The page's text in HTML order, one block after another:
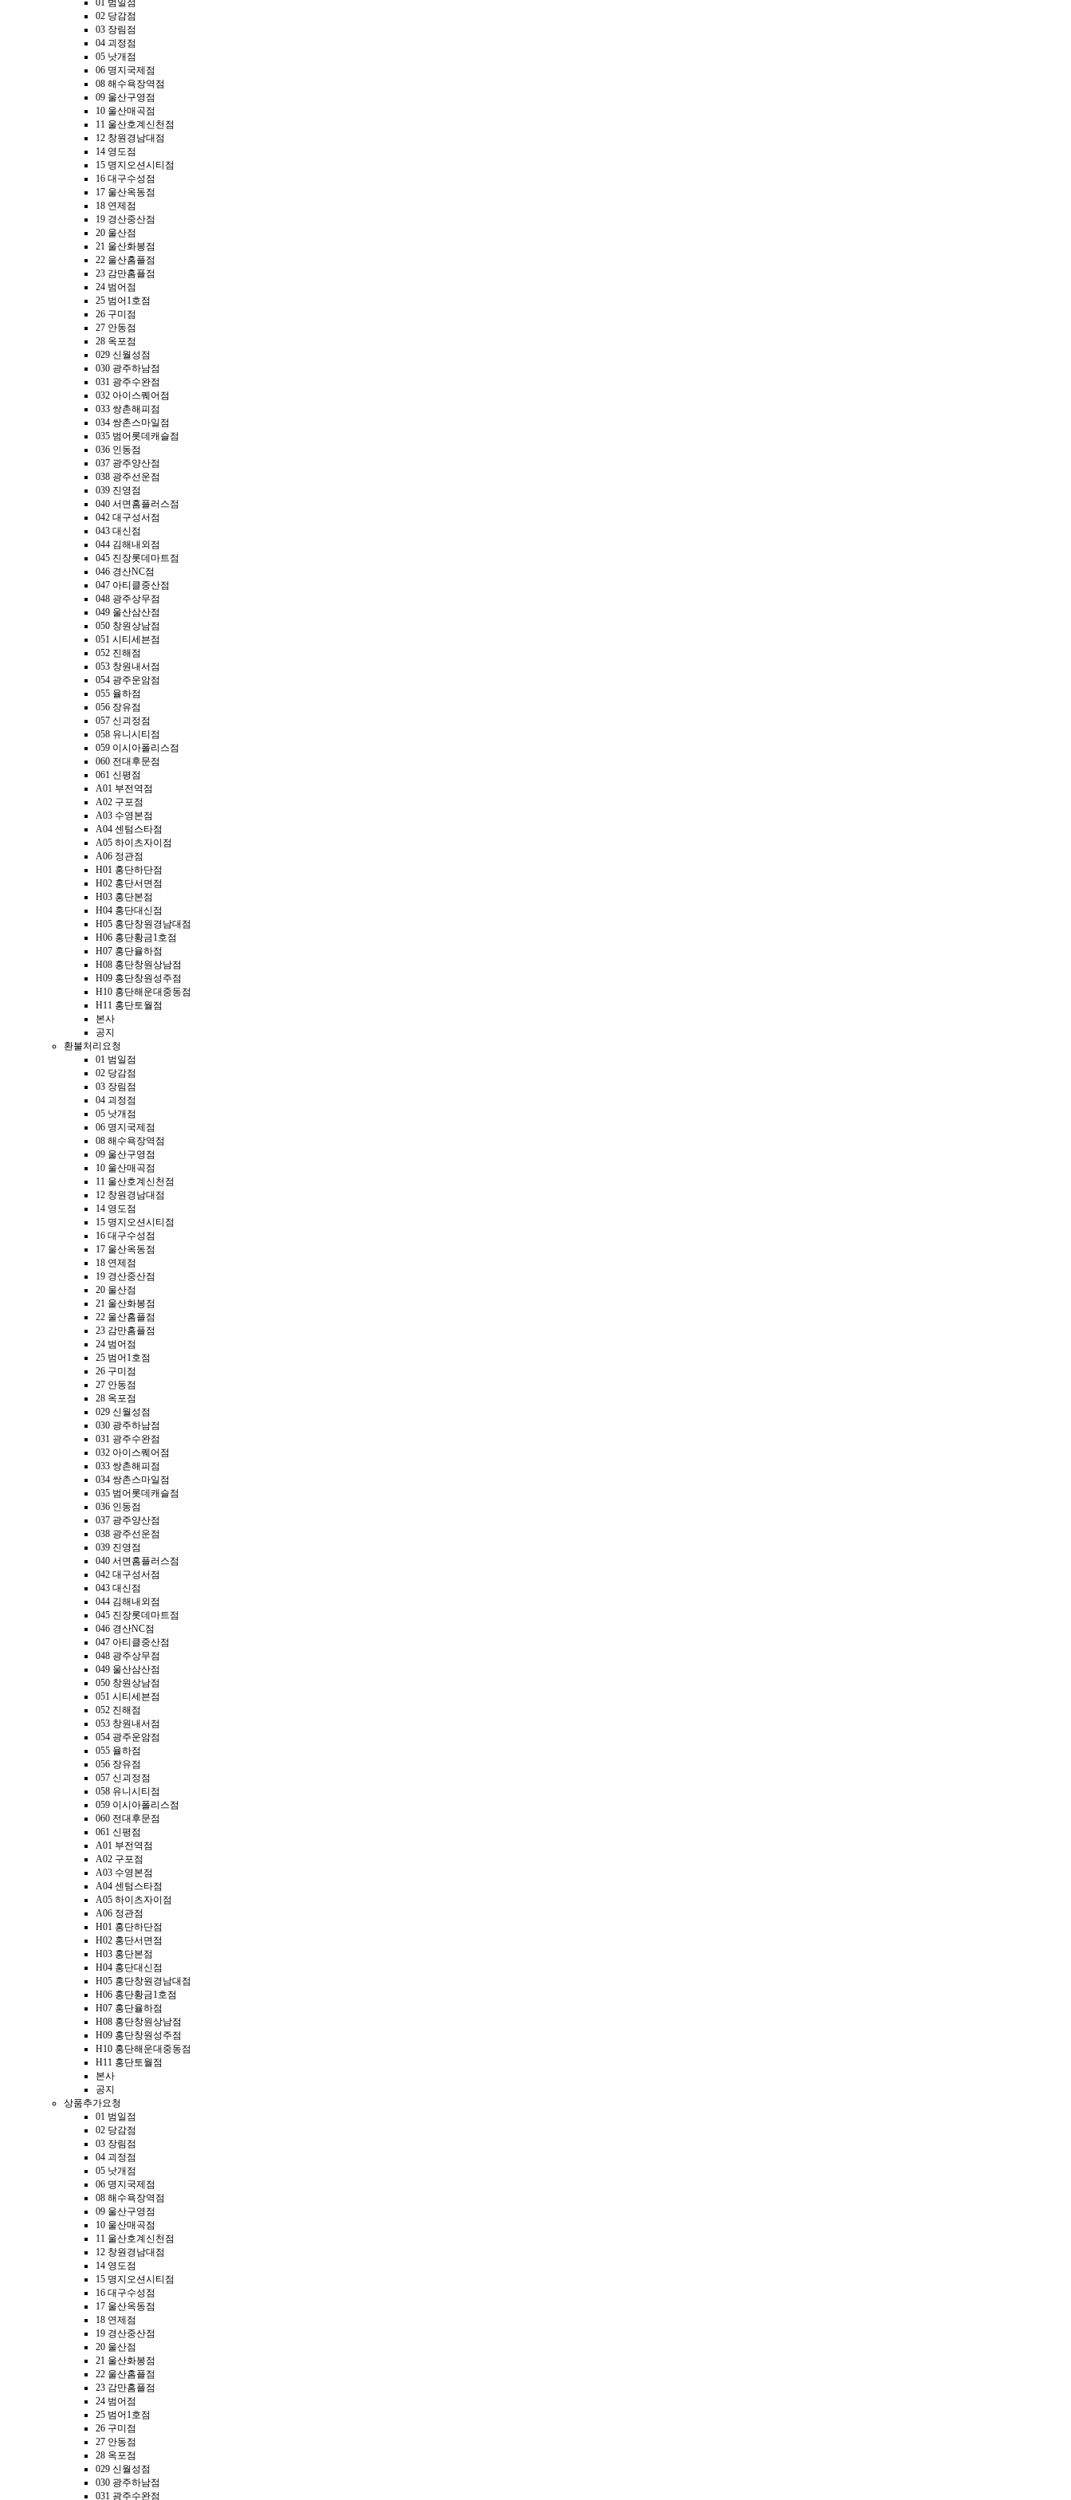
01 범일점
02 당감점
03 장림점
04 괴정점
05 낫개점
06 명지국제점
08 해수욕장역점
09 울산구영점
10 울산매곡점
11 울산호계신천점
12 창원경남대점
14 영도점
15 명지오션시티점
16 대구수성점
17 울산옥동점
18 연제점
19 경산중산점
20 울산점
21 울산화봉점
22 울산홈플점
23 감만홈플점
24 범어점
25 범어1호점
26 구미점
27 안동점
28 옥포점
029 신월성점
030 광주하남점
031 광주수완점
032 아이스퀘어점
033 쌍촌해피점
034 쌍촌스마일점
035 범어롯데캐슬점
036 인동점
037 광주양산점
038 광주선운점
039 진영점
040 서면홈플러스점
042 대구성서점
043 대신점
044 김해내외점
045 진장롯데마트점
046 경산NC점
047 아티클중산점
048 광주상무점
049 울산삼산점
050 창원상남점
051 시티세븐점
052 진해점
053 창원내서점
054 광주운암점
055 율하점
056 장유점
057 신괴정점
058 유니시티점
059 이시아폴리스점
060 전대후문점
061 신평점
A01 부전역점
A02 구포점
A03 수영본점
A04 센텀스타점
A05 하이츠자이점
A06 정관점
H01 홍단하단점
H02 홍단서면점
H03 홍단본점
H04 홍단대신점
H05 홍단창원경남대점
H06 홍단황금1호점
H07 홍단율하점
H08 홍단창원상남점
H09 홍단창원성주점
H10 홍단해운대중동점
H11 홍단토월점
본사
공지
환불처리요청
01 범일점
02 당감점
03 장림점
04 괴정점
05 낫개점
06 명지국제점
08 해수욕장역점
09 울산구영점
10 울산매곡점
11 울산호계신천점
12 창원경남대점
14 영도점
15 명지오션시티점
16 대구수성점
17 울산옥동점
18 연제점
19 경산중산점
20 울산점
21 울산화봉점
22 울산홈플점
23 감만홈플점
24 범어점
25 범어1호점
26 구미점
27 안동점
28 옥포점
029 신월성점
030 광주하남점
031 광주수완점
032 아이스퀘어점
033 쌍촌해피점
034 쌍촌스마일점
035 범어롯데캐슬점
036 인동점
037 광주양산점
038 광주선운점
039 진영점
040 서면홈플러스점
042 대구성서점
043 대신점
044 김해내외점
045 진장롯데마트점
046 경산NC점
047 아티클중산점
048 광주상무점
049 울산삼산점
050 창원상남점
051 시티세븐점
052 진해점
053 창원내서점
054 광주운암점
055 율하점
056 장유점
057 신괴정점
058 유니시티점
059 이시아폴리스점
060 전대후문점
061 신평점
A01 부전역점
A02 구포점
A03 수영본점
A04 센텀스타점
A05 하이츠자이점
A06 정관점
H01 홍단하단점
H02 홍단서면점
H03 홍단본점
H04 홍단대신점
H05 홍단창원경남대점
H06 홍단황금1호점
H07 홍단율하점
H08 홍단창원상남점
H09 홍단창원성주점
H10 홍단해운대중동점
H11 홍단토월점
본사
공지
상품추가요청
01 범일점
02 당감점
03 장림점
04 괴정점
05 낫개점
06 명지국제점
08 해수욕장역점
09 울산구영점
10 울산매곡점
11 울산호계신천점
12 창원경남대점
14 영도점
15 명지오션시티점
16 대구수성점
17 울산옥동점
18 연제점
19 경산중산점
20 울산점
21 울산화봉점
22 울산홈플점
23 감만홈플점
24 범어점
25 범어1호점
26 구미점
27 안동점
28 옥포점
029 신월성점
030 광주하남점
031 광주수완점